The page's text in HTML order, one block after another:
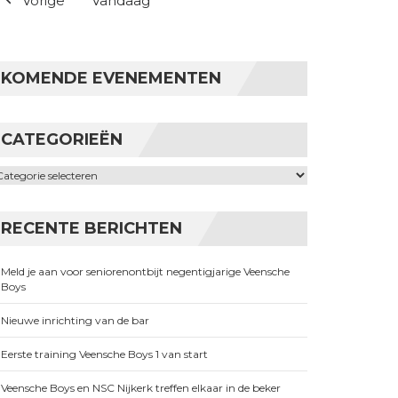
KOMENDE EVENEMENTEN
CATEGORIEËN
RECENTE BERICHTEN
Meld je aan voor seniorenontbijt negentigjarige Veensche
Boys
Nieuwe inrichting van de bar
Eerste training Veensche Boys 1 van start
Veensche Boys en NSC Nijkerk treffen elkaar in de beker